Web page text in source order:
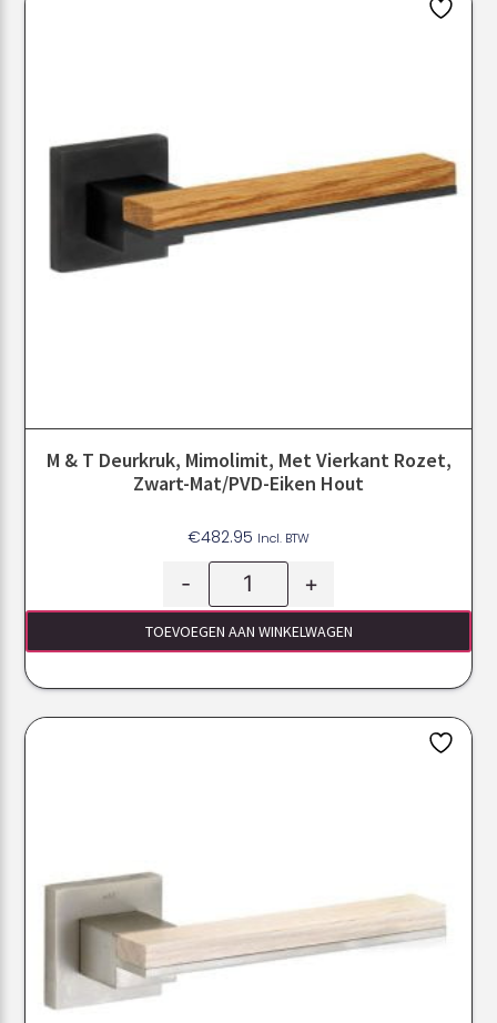
M & T Deurkruk, Mimolimit, Met Vierkant Rozet,
Zwart-Mat/PVD-Eiken Hout
€482.95 Incl. BTW
- +
TOEVOEGEN AAN WINKELWAGEN